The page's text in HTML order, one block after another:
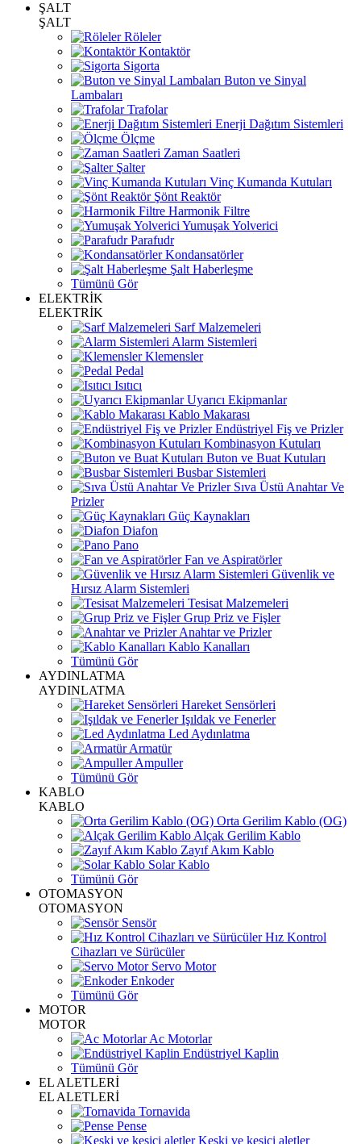
ŞALT
ŞALT
Röleler
Kontaktör
Sigorta
Buton ve Sinyal
Lambaları
Trafolar
Enerji Dağıtım Sistemleri
Ölçme
Zaman Saatleri
Şalter
Vinç Kumanda Kutuları
Şönt Reaktör
Harmonik Filtre
Yumuşak Yolverici
Parafudr
Kondansatörler
Şalt Haberleşme
Tümünü Gör
ELEKTRİK
ELEKTRİK
Sarf Malzemeleri
Alarm Sistemleri
Klemensler
Pedal
Isıtıcı
Uyarıcı Ekipmanlar
Kablo Makarası
Endüstriyel Fiş ve Prizler
Kombinasyon Kutuları
Buton ve Buat Kutuları
Busbar Sistemleri
Sıva Üstü Anahtar Ve
Prizler
Güç Kaynakları
Diafon
Pano
Fan ve Aspiratörler
Güvenlik ve
Hırsız Alarm Sistemleri
Tesisat Malzemeleri
Grup Priz ve Fişler
Anahtar ve Prizler
Kablo Kanalları
Tümünü Gör
AYDINLATMA
AYDINLATMA
Hareket Sensörleri
Işıldak ve Fenerler
Led Aydınlatma
Armatür
Ampuller
Tümünü Gör
KABLO
KABLO
Orta Gerilim Kablo (OG)
Alçak Gerilim Kablo
Zayıf Akım Kablo
Solar Kablo
Tümünü Gör
OTOMASYON
OTOMASYON
Sensör
Hız Kontrol
Cihazları ve Sürücüler
Servo Motor
Enkoder
Tümünü Gör
MOTOR
MOTOR
Ac Motorlar
Endüstriyel Kaplin
Tümünü Gör
EL ALETLERİ
EL ALETLERİ
Tornavida
Pense
Keski ve kesici aletler